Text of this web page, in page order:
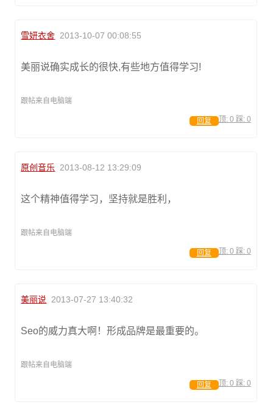
雪妍衣舍 2013-10-07 00:08:55
美丽说确实成长的很快,有些地方值得学习!
跟帖来自电脑端
顶: 0 踩: 0
回复
原创音乐 2013-08-12 13:29:09
这个精神值得学习，坚持就是胜利，
跟帖来自电脑端
顶: 0 踩: 0
回复
美丽说 2013-07-27 13:40:32
Seo的威力真大啊！形成品牌是最重要的。
跟帖来自电脑端
顶: 0 踩: 0
回复